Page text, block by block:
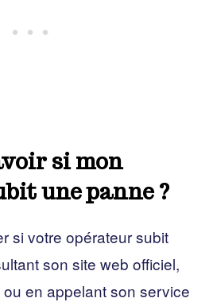
si mon
une panne ?
si votre opérateur subit
son site web officiel,
en appelant son service